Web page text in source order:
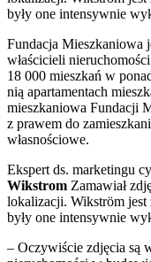
były one intensywnie
Fundacja Mieszkaniowa
właścicieli
18 000 mieszkań w
nią apartamentach
mieszkaniowa Fundacji
z prawem do
własnościowe.
Ekspert ds. marketingu
Wikstrom Zamawiał
lokalizacji. Wikström
były one intensywnie
– Oczywiście zdjęcia są